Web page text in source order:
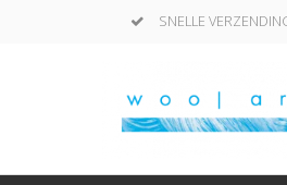
SNELLE